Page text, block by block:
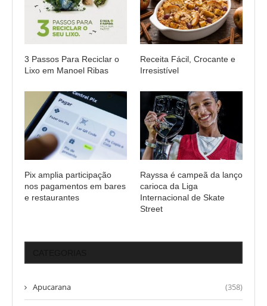
3 Passos Para Reciclar o
Lixo em Manoel Ribas
Receita Fácil, Crocante e
Irresistível
Pix amplia participação
nos pagamentos em bares
e restaurantes
Rayssa é campeã da lanço
carioca da Liga
Internacional de Skate
Street
Apucarana (358)